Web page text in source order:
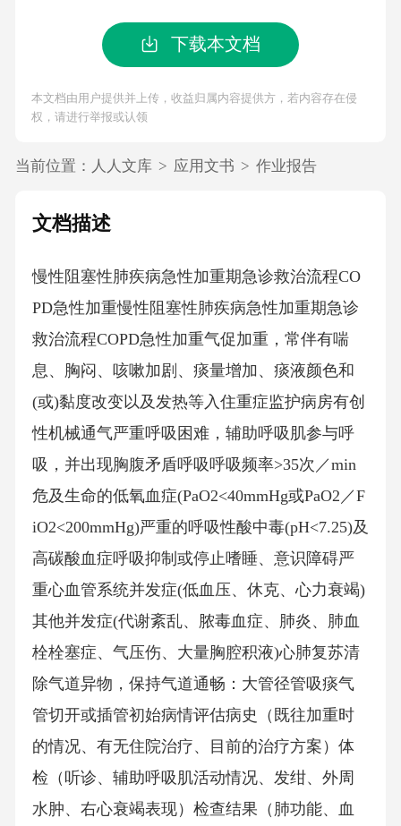
下载本文档
本文档由用户提供并上传，收益归属内容提供方，若内容存在侵
权，请进行举报或认领
当前位置： 人人文库 > 应用文书 > 作业报告
文档描述
慢性阻塞性肺疾病急性加重期急诊救治流程CO
PD急性加重慢性阻塞性肺疾病急性加重期急诊
救治流程COPD急性加重气促加重，常伴有喘
息、胸闷、咳嗽加剧、痰量增加、痰液颜色和
(或)黏度改变以及发热等入住重症监护病房有创
性机械通气严重呼吸困难，辅助呼吸肌参与呼
吸，并出现胸腹矛盾呼吸呼吸频率>35次／min
危及生命的低氧血症(PaO2<40mmHg或PaO2／F
iO2<200mmHg)严重的呼吸性酸中毒(pH<7.25)及
高碳酸血症呼吸抑制或停止嗜睡、意识障碍严
重心血管系统并发症(低血压、休克、心力衰竭)
其他并发症(代谢紊乱、脓毒血症、肺炎、肺血
栓栓塞症、气压伤、大量胸腔积液)心肺复苏清
除气道异物，保持气道通畅：大管径管吸痰气
管切开或插管初始病情评估病史（既往加重时
的情况、有无住院治疗、目前的治疗方案）体
检（听诊、辅助呼吸肌活动情况、发绀、外周
水肿、右心衰竭表现）检查结果（肺功能、血